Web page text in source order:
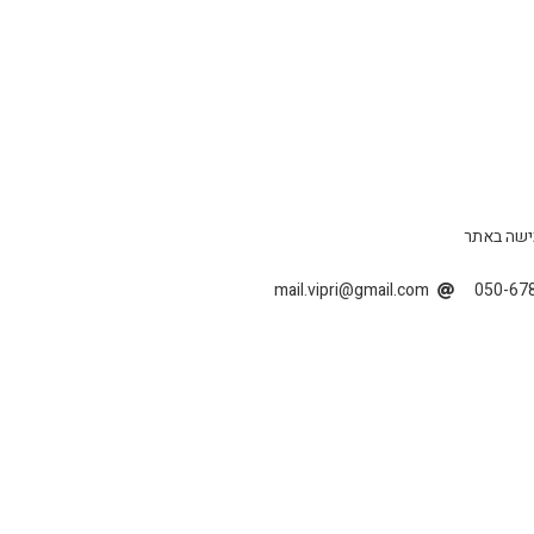
באתר
050-
mail.vipri@gmail.com